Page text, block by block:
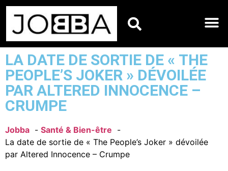
LA DATE DE SORTIE DE « THE
PEOPLE’S JOKER » DÉVOILÉE
PAR ALTERED INNOCENCE –
CRUMPE
Jobba
Santé & Bien-être
La date de sortie de « The People’s Joker » dévoilée
par Altered Innocence – Crumpe